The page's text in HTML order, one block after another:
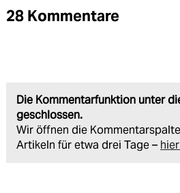
28 Kommentare
Die Kommentarfunktion unter
geschlossen.
Wir öffnen die
Artikeln für etwa drei Tage –